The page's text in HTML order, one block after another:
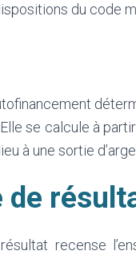
du code
se calcule à
à une sortie
de
recense